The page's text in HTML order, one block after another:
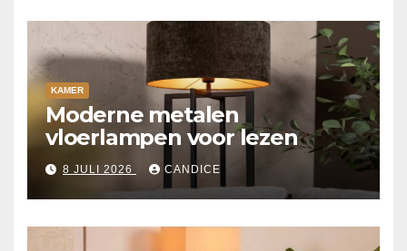
KAMER
Moderne metalen
vloerlampen voor lezen
8 JULI 2026 CANDICE